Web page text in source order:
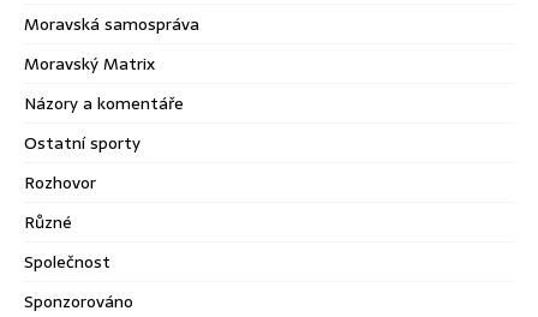
Moravská samospráva
Moravský Matrix
Názory a komentáře
Ostatní sporty
Rozhovor
Různé
Společnost
Sponzorováno